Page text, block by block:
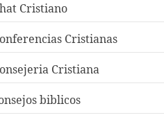
Cristiano
Cristianas
Cristiana
biblicos